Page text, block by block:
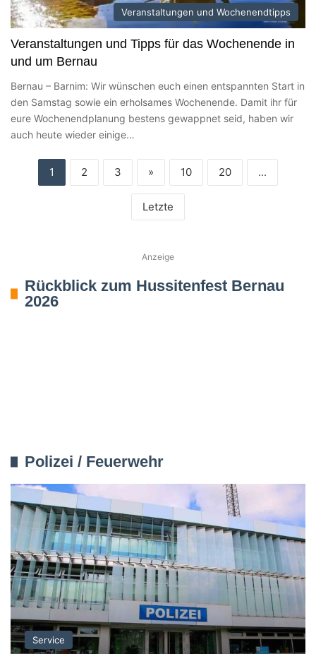
Veranstaltungen und Wochenendtipps
Veranstaltungen und Tipps für das Wochenende in
und um Bernau
Bernau – Barnim: Wir wünschen euch einen entspannten Start in
den Samstag sowie ein erholsames Wochenende. Damit ihr für
eure Wochenendplanung bestens gewappnet seid, haben wir
auch heute wieder einige…
1 2 3 » 10 20 ...
Letzte
Anzeige
Rückblick zum Hussitenfest Bernau
2026
Polizei / Feuerwehr
Service